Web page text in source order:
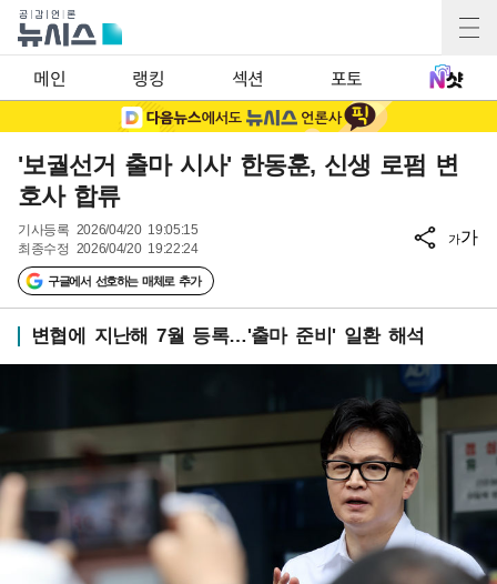
메인 랭킹 섹션 포토
'보궐선거 출마 시사' 한동훈, 신생 로펌 변
호사 합류
기사등록 2026/04/20 19:05:15
최종수정 2026/04/20 19:22:24
구글에서 선호하는 매체로 추가
가가
변협에 지난해 7월 등록…'출마 준비' 일환 해석